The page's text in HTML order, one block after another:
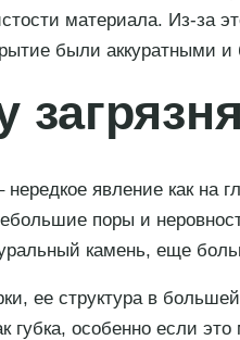
материала. Из-за
были аккуратными и
явление как на
поры и
камень, еще
ее структура в
губка, особенно если